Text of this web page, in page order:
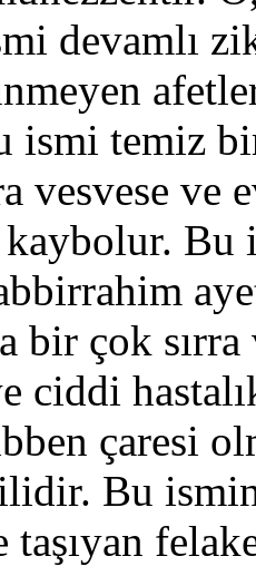
devamlı
ismi temiz
vesvese ve
Bu
bir çok
ciddi
çaresi
Bu
taşıyan